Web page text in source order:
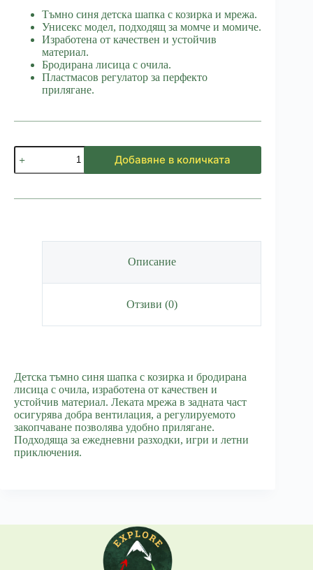
Тъмно синя детска шапка с козирка и мрежа.
Унисекс модел, подходящ за момче и момиче.
Изработена от качествен и устойчив
материал.
Бродирана лисица с очила.
Пластмасов регулатор за перфекто
прилягане.
количество
за
Детска
с
Добавяне в количката
Описание
Отзиви (0)
Детска тъмно синя шапка с козирка и бродирана
лисица с очила, изработена от качествен и
устойчив материал. Леката мрежа в задната част
осигурява добра вентилация, а регулируемото
закопчаване позволява удобно прилягане.
Подходяща за ежедневни разходки, игри и летни
приключения.